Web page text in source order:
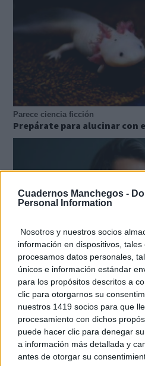
Cuadernos Manchegos -
Personal Information
Nosotros y nuestros socios
información en dispositivos,
procesamos datos personales,
únicos e información estándar
para los propósitos descritos a
clic para otorgarnos su
nuestros 1419 socios para que
procesamiento con dichos
puede hacer clic para denegar
a información más detallada y
antes de otorgar su
Parece ciencia ficción
Prepárate para alucinar con
¿Por qué se contagia?
La ciencia explica por qué el